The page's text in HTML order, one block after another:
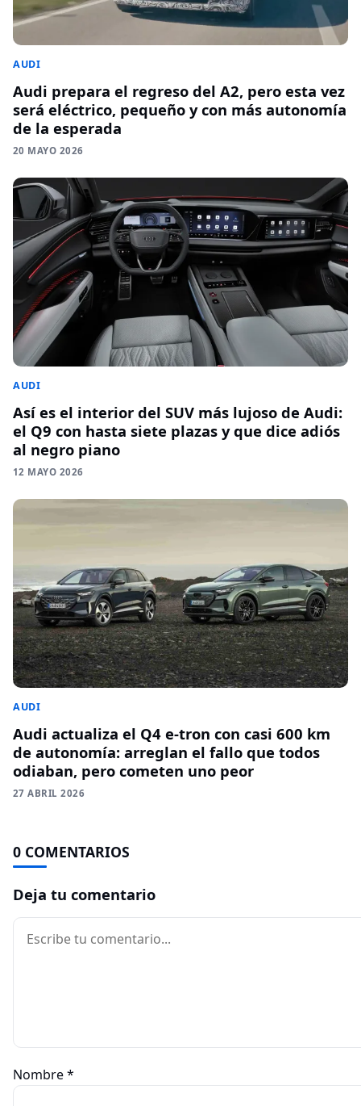
AUDI
Audi prepara el regreso del A2, pero esta vez
será eléctrico, pequeño y con más autonomía
de la esperada
20 MAYO 2026
AUDI
Así es el interior del SUV más lujoso de Audi:
el Q9 con hasta siete plazas y que dice adiós
al negro piano
12 MAYO 2026
AUDI
Audi actualiza el Q4 e-tron con casi 600 km
de autonomía: arreglan el fallo que todos
odiaban, pero cometen uno peor
27 ABRIL 2026
0 COMENTARIOS
Deja tu comentario
Comentario
Nombre*